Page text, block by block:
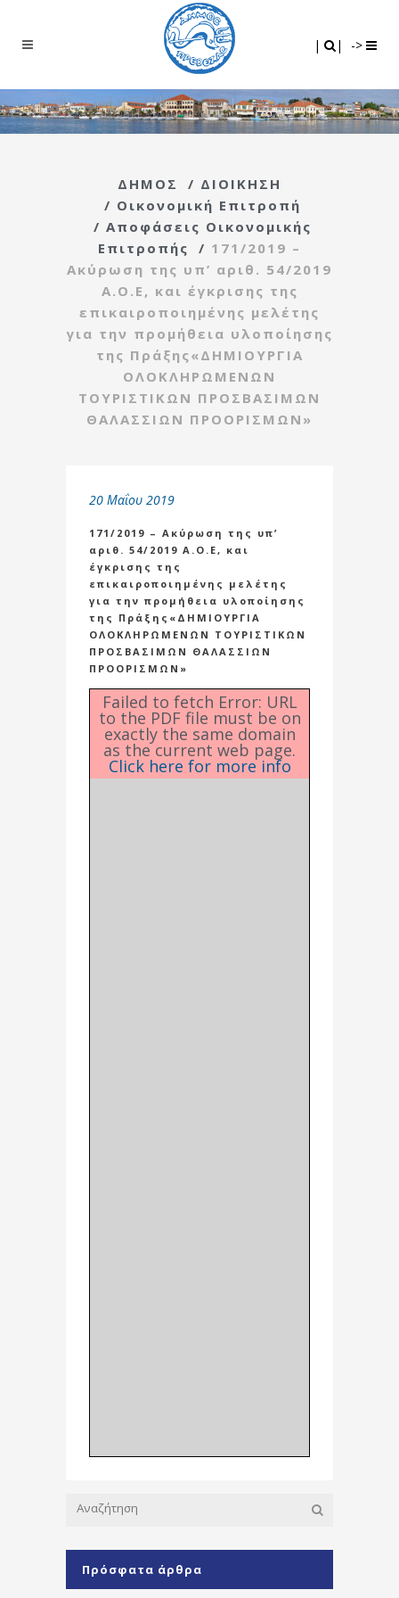
| | ->
ΔΗΜΟΣ / ΔΙΟΙΚΗΣΗ
/ Οικονομική Επιτροπή
/ Αποφάσεις Οικονομικής
Επιτροπής
/ 171/2019 –
Ακύρωση της υπ’ αριθ. 54/2019
Α.Ο.Ε, και έγκρισης της
επικαιροποιημένης μελέτης
για την προμήθεια υλοποίησης
της Πράξης«ΔΗΜΙΟΥΡΓΙΑ
ΟΛΟΚΛΗΡΩΜΕΝΩΝ
ΤΟΥΡΙΣΤΙΚΩΝ ΠΡΟΣΒΑΣΙΜΩΝ
ΘΑΛΑΣΣΙΩΝ ΠΡΟΟΡΙΣΜΩΝ»
20 Μαΐου 2019
171/2019 – Ακύρωση της υπ’
αριθ. 54/2019 Α.Ο.Ε, και
έγκρισης της
επικαιροποιημένης μελέτης
για την προμήθεια υλοποίησης
της Πράξης«ΔΗΜΙΟΥΡΓΙΑ
ΟΛΟΚΛΗΡΩΜΕΝΩΝ ΤΟΥΡΙΣΤΙΚΩΝ
ΠΡΟΣΒΑΣΙΜΩΝ ΘΑΛΑΣΣΙΩΝ
ΠΡΟΟΡΙΣΜΩΝ»
Failed to fetch Error: URL
to the PDF file must be on
exactly the same domain
as the current web page.
Click here for more info
Πρόσφατα άρθρα